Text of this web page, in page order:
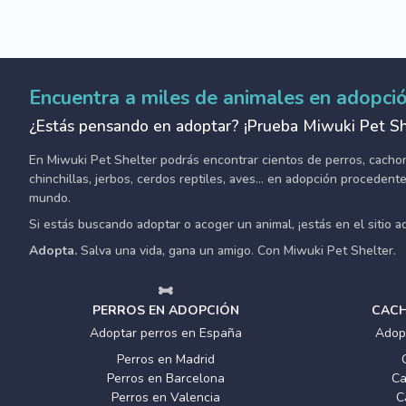
Encuentra a miles de animales en
¿Estás pensando en adoptar? ¡Prueba Miwuki Pet
En Miwuki Pet Shelter podrás encontrar cientos de perros,
chinchillas, jerbos, cerdos reptiles, aves... en adopción
mundo.
Si estás buscando adoptar o acoger un animal, ¡estás en el sitio
Adopta. Salva una vida, gana un amigo. Con Miwuki Pet Shelter.
PERROS EN ADOPCIÓN
Adoptar perros en España
Perros en Madrid
Perros en Barcelona
Perros en Valencia